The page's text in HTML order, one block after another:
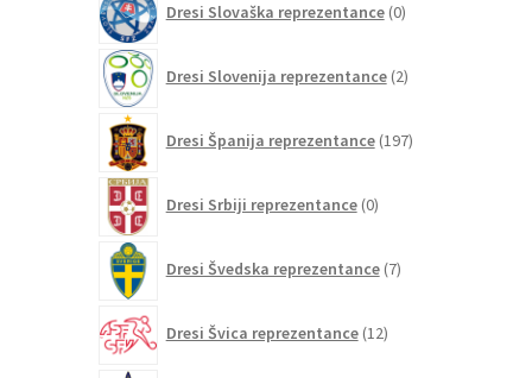
Dresi Slovaška reprezentance 0izdelkov
Dresi Slovenija reprezentance 2izdelka
Dresi Španija reprezentance 197izdelkov
Dresi Srbiji reprezentance 0izdelkov
Dresi Švedska reprezentance 7izdelkov
Dresi Švica reprezentance 12izdelkov